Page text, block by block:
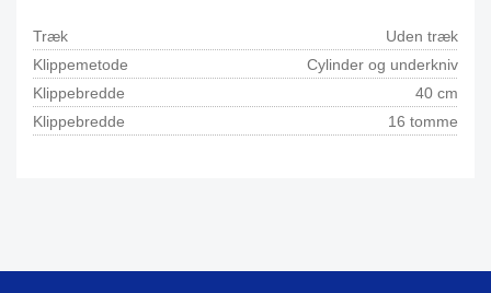
Træk
Uden træk
Klippemetode
Cylinder og underkniv
Klippebredde
40 cm
Klippebredde
16 tomme